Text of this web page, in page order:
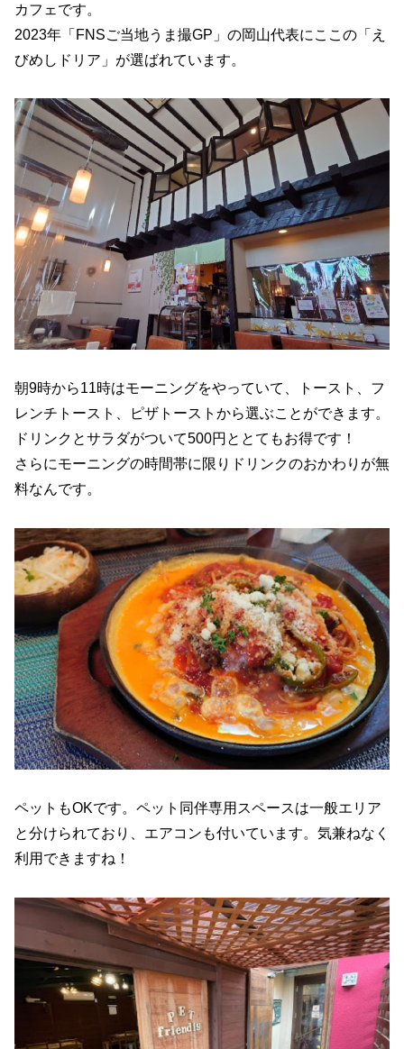
カフェです。
2023年「FNSご当地うま撮GP」の岡山代表にここの「え
びめしドリア」が選ばれています。
朝9時から11時はモーニングをやっていて、トースト、フ
レンチトースト、ピザトーストから選ぶことができます。
ドリンクとサラダがついて500円ととてもお得です！
さらにモーニングの時間帯に限りドリンクのおかわりが無
料なんです。
ペットもOKです。ペット同伴専用スペースは一般エリア
と分けられており、エアコンも付いています。気兼ねなく
利用できますね！